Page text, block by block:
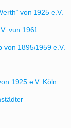
von 1925 e.V.
vun 1961
von 1895/1959 e.V.
1925 e.V. Köln